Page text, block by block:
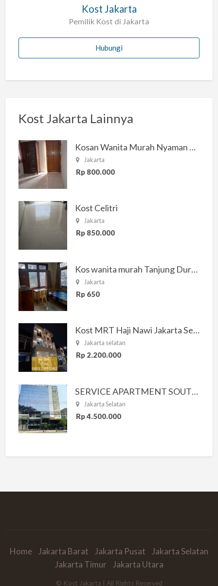
Kost Jakarta
Pemilik Kost di Jakarta
Hubungi
Kost Jakarta Lainnya
Kosan Wanita Murah Nyaman di Jakarta Selatan
Jakarta
Rp 800.000
Kost Celitri
Jakarta
Rp 850.000
Kos wanita murah Tanjung Duren Jakarta Barat
Jakarta
Rp 650
Kost MRT Haji Nawi Jakarta Selatan
Jakarta selatan
Rp 2.200.000
SERVICE APARTMENT SOUTH RESIDENCE
Jakarta Selatan
Rp 4.500.000
Home Jakarta Barat Jakarta Pusat
Jakarta Selatan
Jakarta Timur
Jakarta Utara
© Kost Jakarta | All Rights Reserved